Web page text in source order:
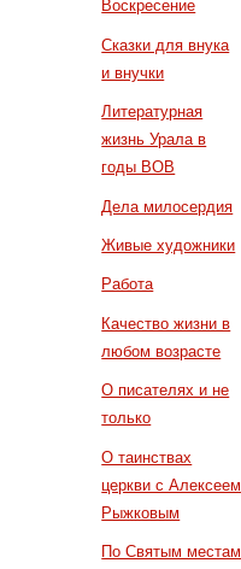
Воскресение
Сказки для внука
и внучки
Литературная
жизнь Урала в
годы ВОВ
Дела милосердия
Живые художники
Работа
Качество жизни в
любом возрасте
О писателях и не
только
О таинствах
церкви с Алексеем
Рыжковым
По Святым местам